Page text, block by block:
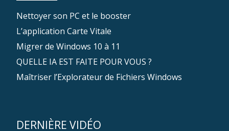
Nettoyer son PC et le booster
L’application Carte Vitale
Migrer de Windows 10 à 11
QUELLE IA EST FAITE POUR VOUS ?
Maîtriser l’Explorateur de Fichiers Windows
DERNIÈRE VIDÉO